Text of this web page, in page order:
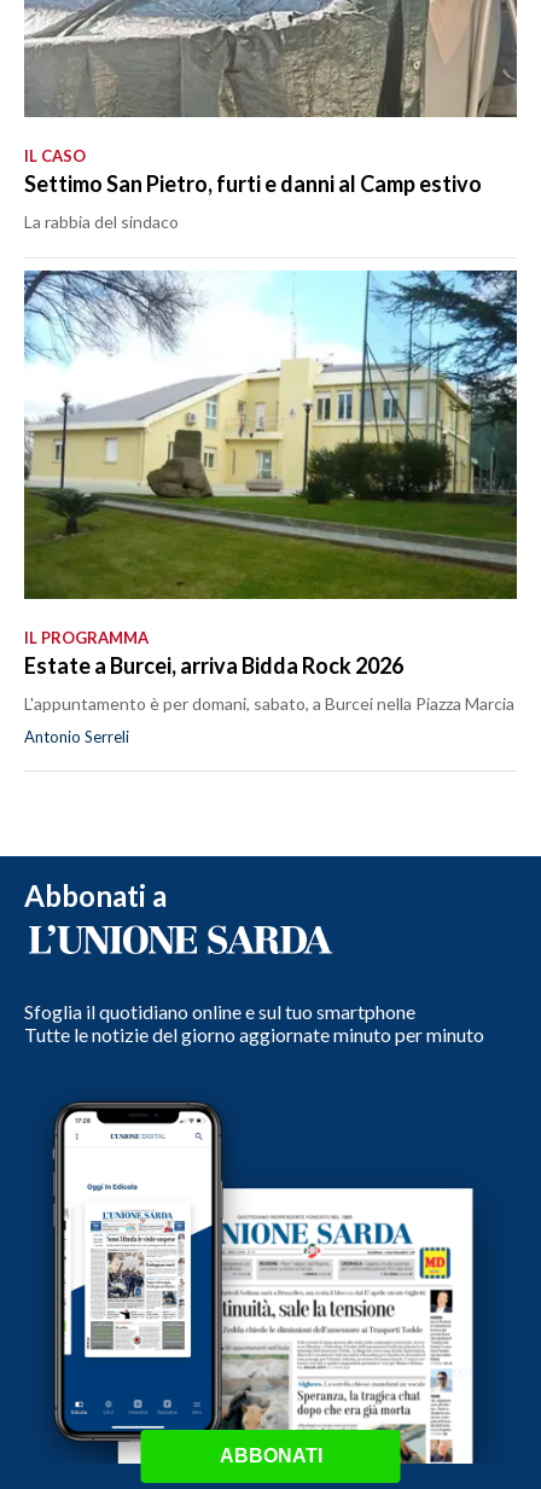
IL CASO
Settimo San Pietro, furti e danni al Camp estivo
La rabbia del sindaco
IL PROGRAMMA
Estate a Burcei, arriva Bidda Rock 2026
L'appuntamento è per domani, sabato, a Burcei nella Piazza Marcia
Antonio Serreli
Abbonati a
Sfoglia il quotidiano online e sul tuo smartphone
Tutte le notizie del giorno aggiornate minuto per minuto
ABBONATI